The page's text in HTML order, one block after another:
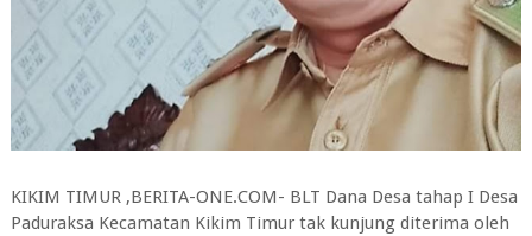
KIKIM TIMUR ,BERITA-ONE.COM- BLT Dana Desa tahap I Desa
Paduraksa Kecamatan Kikim Timur tak kunjung diterima oleh